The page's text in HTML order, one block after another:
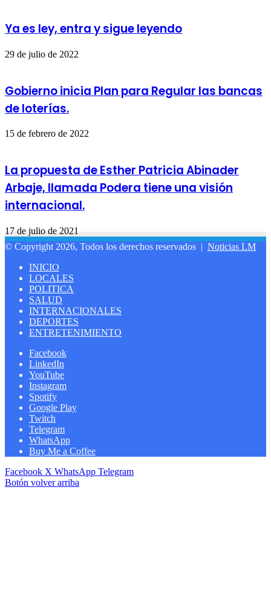
Ya es ley, entra y sigue leyendo
29 de julio de 2022
Gobierno inicia Plan para Regular las bancas
de loterías.
15 de febrero de 2022
La propuesta de Esther Patricia Abinader
Arbaje, llamada Podera tiene una visión
internacional.
17 de julio de 2021
© Copyright 2026, Todos los derechos reservados | Noticias LM
INICIO
LOCALES
POLITICA
SALUD
INTERNACIONALES
DEPORTES
ENTRETENIMIENTO
Facebook
LinkedIn
YouTube
Instagram
Spotify
Google Play
Twitch
Telegram
WhatsApp
Buy Me a Coffee
Facebook X WhatsApp Telegram
Botón volver arriba